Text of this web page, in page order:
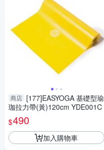
商店 [177]EASYOGA 基礎型瑜
珈拉力帶(黃)120cm YDE001C
$490
加入購物車